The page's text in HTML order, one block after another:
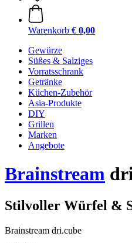
Warenkorb € 0,00
Gewürze
Süßes & Salziges
Vorratsschrank
Getränke
Küchen-Zubehör
Asia-Produkte
DIY
Grillen
Marken
Angebote
Brainstream
Stilvoller Würfel &
Brainstream dri.cube